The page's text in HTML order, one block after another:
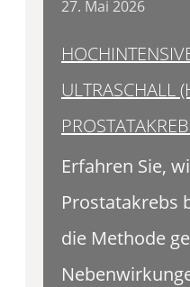
27. Mai 2026
ULTRASCHALL
Erfahren Sie,
Prostatakrebs
die Methode